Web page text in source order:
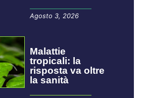
Agosto 3, 2026
Malattie
tropicali: la
risposta va oltre
la sanità